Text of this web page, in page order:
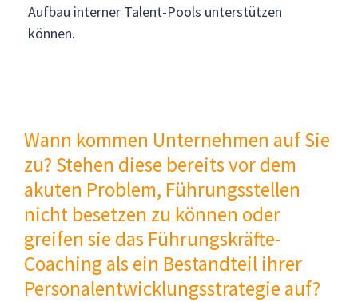
Aufbau interner Talent-Pools unterstützen
können.
Wann kommen Unternehmen auf Sie
zu? Stehen diese bereits vor dem
akuten Problem, Führungsstellen
nicht besetzen zu können oder
greifen sie das Führungskräfte-
Coaching als ein Bestandteil ihrer
Personalentwicklungsstrategie auf?